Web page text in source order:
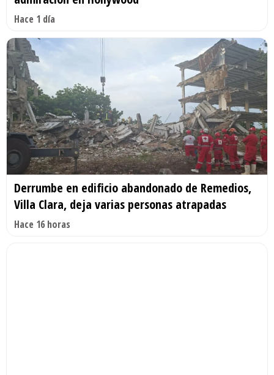
Hace 1 día
Derrumbe en edificio abandonado de Remedios,
Villa Clara, deja varias personas atrapadas
Hace 16 horas